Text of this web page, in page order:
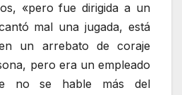
«pero fue dirigida a un
mal una jugada, está
un arrebato de coraje
pero era un empleado
no se hable más del